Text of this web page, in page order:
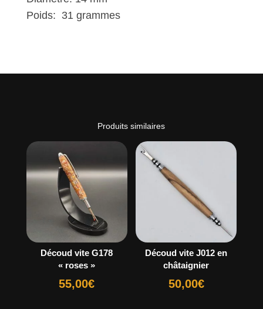
Poids: 31 grammes
Produits similaires
Découd vite G178
« roses »
55,00€
Découd vite J012 en
châtaignier
50,00€